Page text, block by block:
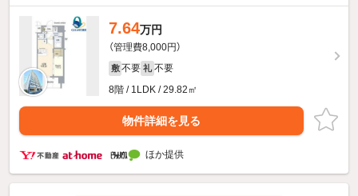
7.64万円
（管理費8,000円）
敷 不要 礼 不要
8階 / 1LDK / 29.82㎡
物件詳細を見る
ほか提供